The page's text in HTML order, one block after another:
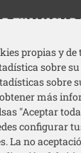
propias y de
sobre
sobre
más
"Aceptar
configurar
La no
de Navarra